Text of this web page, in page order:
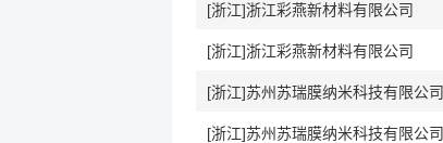
[浙江]浙江彩燕新材料有限公司
[浙江]浙江彩燕新材料有限公司
[浙江]苏州苏瑞膜纳米科技有限公司
[浙江]苏州苏瑞膜纳米科技有限公司